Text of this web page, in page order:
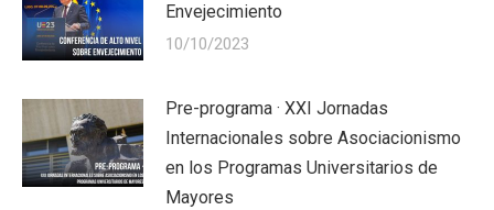
Envejecimiento
10/10/2023
Pre-programa · XXI Jornadas
Internacionales sobre Asociacionismo
en los Programas Universitarios de
Mayores